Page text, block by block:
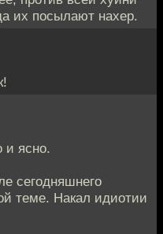
их посылают нахер.
и ясно.
сегодняшнего
теме. Накал идиотии